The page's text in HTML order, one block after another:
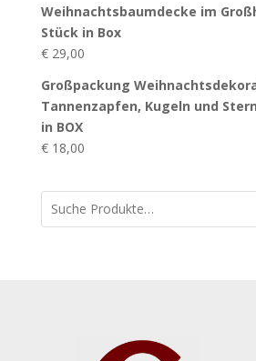
Weihnachtsbaumdecke im
Stück in Box
€29,00
Großpackung
Tannenzapfen, Kugeln und
in BOX
€18,00